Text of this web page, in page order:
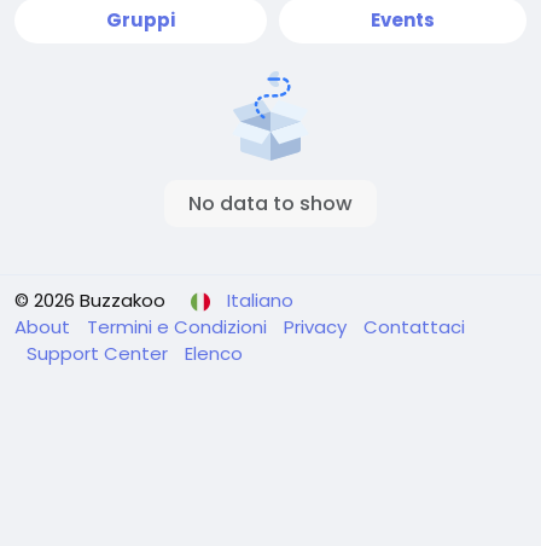
Gruppi Events
No data to show
© 2026 Buzzakoo
Italiano
About
Termini e Condizioni Privacy
Contattaci
Support Center
Elenco